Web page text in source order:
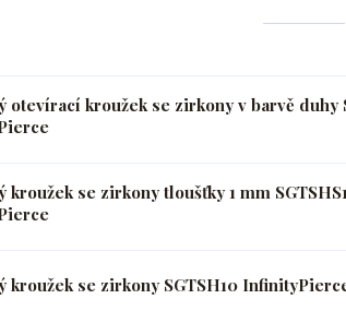
otevírací kroužek se zirkony v barvě duhy
kroužek se zirkony tloušťky 1 mm
kroužek se zirkony SGTSH10